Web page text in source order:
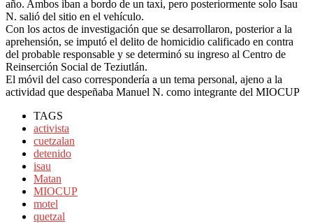
año. Ambos iban a bordo de un taxi, pero posteriormente solo Isau
N. salió del sitio en el vehículo.
Con los actos de investigación que se desarrollaron, posterior a la
aprehensión, se imputó el delito de homicidio calificado en contra
del probable responsable y se determinó su ingreso al Centro de
Reinserción Social de Teziutlán.
El móvil del caso correspondería a un tema personal, ajeno a la
actividad que despeñaba Manuel N. como integrante del MIOCUP
TAGS
activista
cuetzalan
detenido
isau
Matan
MIOCUP
motel
quetzal